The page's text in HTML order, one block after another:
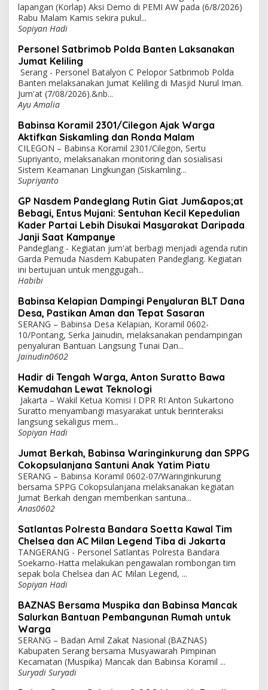
lapangan (Korlap) Aksi Demo di PEMI AW pada (6/8/2026)
Rabu Malam Kamis sekira pukul...
Sopiyan Hadi
Personel Satbrimob Polda Banten Laksanakan
Jumat Keliling
Serang - Personel Batalyon C Pelopor Satbrimob Polda
Banten melaksanakan Jumat Keliling di Masjid Nurul Iman.
Jum'at (7/08/2026).&nb...
Ayu Amalia
Babinsa Koramil 2301/Cilegon Ajak Warga
Aktifkan Siskamling dan Ronda Malam
CILEGON – Babinsa Koramil 2301/Cilegon, Sertu
Supriyanto, melaksanakan monitoring dan sosialisasi
Sistem Keamanan Lingkungan (Siskamling...
Supriyanto
GP Nasdem Pandeglang Rutin Giat Jum&apos;at
Bebagi, Entus Mujani: Sentuhan Kecil Kepedulian
Kader Partai Lebih Disukai Masyarakat Daripada
Janji Saat Kampanye
Pandeglang - Kegiatan jum'at berbagi menjadi agenda rutin
Garda Pemuda Nasdem Kabupaten Pandeglang. Kegiatan
ini bertujuan untuk menggugah...
Habibi
Babinsa Kelapian Dampingi Penyaluran BLT Dana
Desa, Pastikan Aman dan Tepat Sasaran
SERANG – Babinsa Desa Kelapian, Koramil 0602-
10/Pontang, Serka Jainudin, melaksanakan pendampingan
penyaluran Bantuan Langsung Tunai Dan...
Jainudin0602
Hadir di Tengah Warga, Anton Suratto Bawa
Kemudahan Lewat Teknologi
Jakarta – Wakil Ketua Komisi I DPR RI Anton Sukartono
Suratto menyambangi masyarakat untuk berinteraksi
langsung sekaligus mem...
Sopiyan Hadi
Jumat Berkah, Babinsa Waringinkurung dan SPPG
Cokopsulanjana Santuni Anak Yatim Piatu
SERANG – Babinsa Koramil 0602-07/Waringinkurung
bersama SPPG Cokopsulanjana melaksanakan kegiatan
Jumat Berkah dengan memberikan santuna...
Anas0602
Satlantas Polresta Bandara Soetta Kawal Tim
Chelsea dan AC Milan Legend Tiba di Jakarta
TANGERANG - Personel Satlantas Polresta Bandara
Soekarno-Hatta melakukan pengawalan rombongan tim
sepak bola Chelsea dan AC Milan Legend, ...
Sopiyan Hadi
BAZNAS Bersama Muspika dan Babinsa Mancak
Salurkan Bantuan Pembangunan Rumah untuk
Warga
SERANG – Badan Amil Zakat Nasional (BAZNAS)
Kabupaten Serang bersama Musyawarah Pimpinan
Kecamatan (Muspika) Mancak dan Babinsa Koramil ...
Suryadi Suryadi